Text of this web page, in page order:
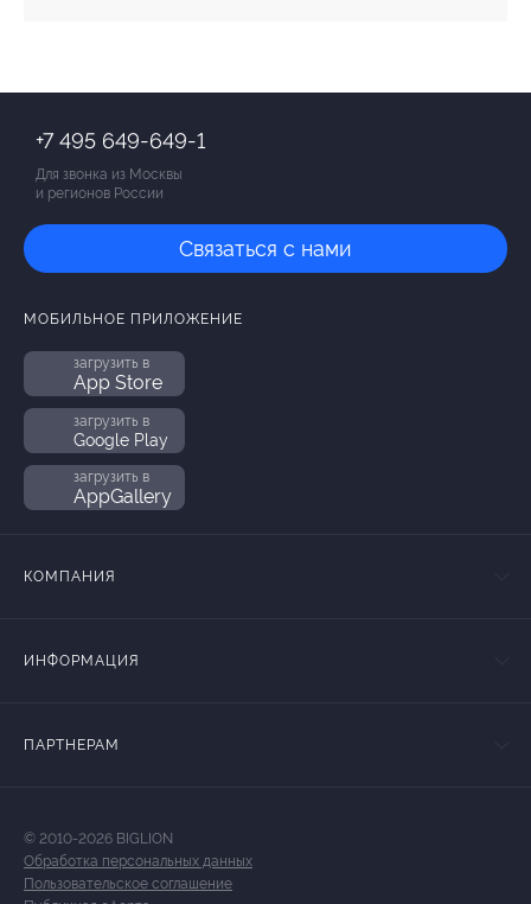
+7 495 649-649-1
Для звонка из Москвы
и регионов России
Связаться с нами
МОБИЛЬНОЕ ПРИЛОЖЕНИЕ
загрузить в
App Store
загрузить в
Google Play
загрузить в
AppGallery
КОМПАНИЯ
ИНФОРМАЦИЯ
ПАРТНЕРАМ
© 2010-2026 BIGLION
Обработка персональных данных
Пользовательское соглашение